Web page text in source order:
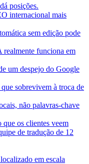
posições.
internacional mais
sem edição pode
funciona em
um despejo do Google
sobrevivem à troca de
não palavras-chave
os clientes veem
de tradução de 12
em escala